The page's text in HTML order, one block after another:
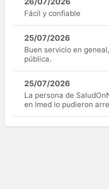
Fácil y confiable
25/07/2026
Buen servicio en
pública.
25/07/2026
La persona de
en Imed lo pudieron